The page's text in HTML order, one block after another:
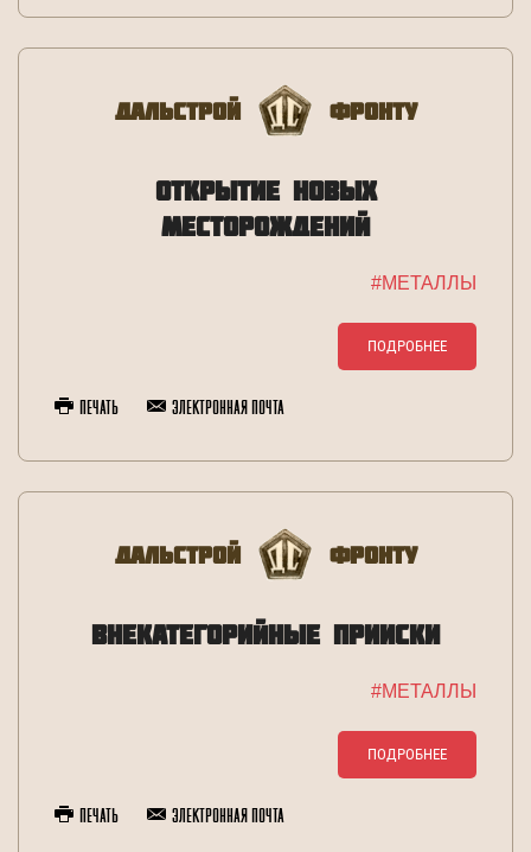
Дальстрой Фронту
ОТКРЫТИЕ НОВЫХ
МЕСТОРОЖДЕНИЙ
#МЕТАЛЛЫ
ПОДРОБНЕЕ
Печать Электронная почта
Дальстрой Фронту
ВНЕКАТЕГОРИЙНЫЕ ПРИИСКИ
#МЕТАЛЛЫ
ПОДРОБНЕЕ
Печать Электронная почта